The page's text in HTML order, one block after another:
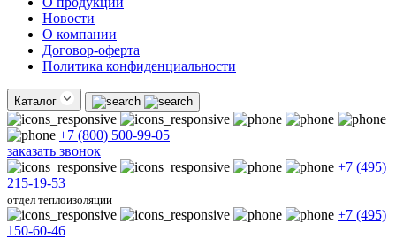
Новости
О компании
Договор-оферта
Политика конфиденциальности
Каталог
+7 (800) 500-99-05
заказать звонок
+7 (495)
215-19-53
отдел теплоизоляции
+7 (495)
150-60-46